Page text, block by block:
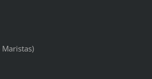
Maristas)